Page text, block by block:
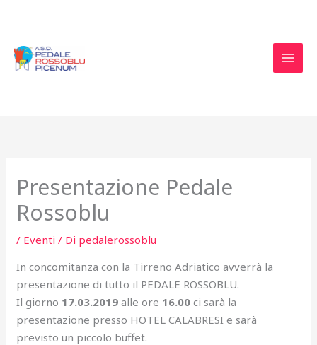
contenuto
Presentazione Pedale
Rossoblu
/ Eventi / Di pedalerossoblu
In concomitanza con la Tirreno Adriatico avverrà la
presentazione di tutto il PEDALE ROSSOBLU.
Il giorno 17.03.2019 alle ore 16.00 ci sarà la
presentazione presso HOTEL CALABRESI e sarà
previsto un piccolo buffet.